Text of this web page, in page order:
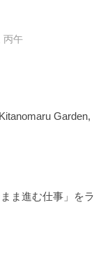
er
丙午
Garden,
ま進む仕事」をラ